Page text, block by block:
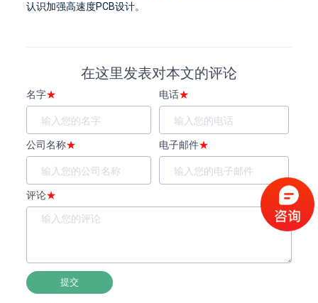
认识加强高速度PCB设计。
在这里发表对本文的评论
名字★
公司名称★
电话★
电子邮件★
评论★
提交